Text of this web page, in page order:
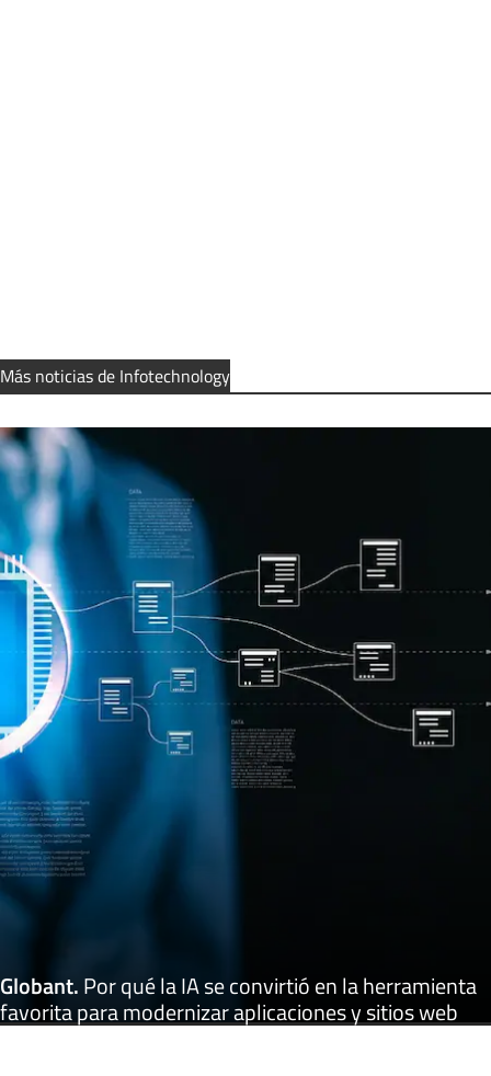
Más noticias de Infotechnology
Globant.Por qué la IA se convirtió en la herramienta
favorita para modernizar aplicaciones y sitios web